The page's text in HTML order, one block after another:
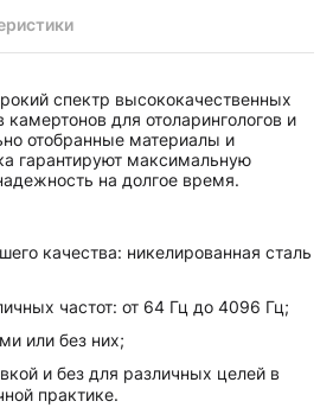
спектр высококачественных
для отоларингологов и
отобранные материалы и
гарантируют максимальную
на долгое время.
качества: никелированная сталь
частот: от 64 Гц до 4096 Гц;
или без них;
и без для различных целей в
практике.